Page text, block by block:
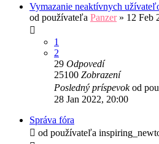
Vymazanie neaktívnych
od používateľa Panzer» 12 Feb
1
2
29 Odpovedí
25100 Zobrazení
Posledný príspevokod
28 Jan 2022, 20:00
Správa fóra
od používateľa